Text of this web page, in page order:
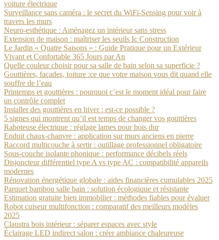
voiture électrique
Surveillance sans caméra : le secret du WiFi-Sensing pour voir à
travers les murs
Neuro-esthétique : Aménagez un intérieur sans stress
Extension de maison : maîtriser les seuils Ic Construction
Le Jardin « Quatre Saisons » : Guide Pratique pour un Extérieur
Vivant et Confortable 365 Jours par An
Quelle couleur choisir pour sa salle de bain selon sa superficie ?
Gouttières, façades, toiture :ce que votre maison vous dit quand elle
souffre de l’eau
Printemps et gouttières : pourquoi c’est le moment idéal pour faire
un contrôle complet
Installer des gouttières en hiver : est-ce possible ?
5 signes qui montrent qu’il est temps de changer vos gouttières
Raboteuse électrique : réglage lames pour bois dur
Enduit chaux-chanvre : application sur murs anciens en pierre
Raccord multicouche à sertir : outillage professionnel obligatoire
Sous-couche isolante phonique : performance décibels réels
Disjoncteur différentiel type A vs type AC : compatibilité appareils
modernes
Rénovation énergétique globale : aides financières cumulables 2025
Parquet bambou salle bain : solution écologique et résistante
Estimation gratuite bien immobilier : méthodes fiables pour évaluer
Robot cuiseur multifonction : comparatif des meilleurs modèles
2025
Claustra bois intérieur : séparer espaces avec style
Éclairage LED indirect salon : créer ambiance chaleureuse